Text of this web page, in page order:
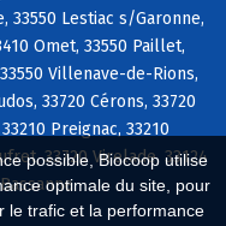
possible, Biocoop utilise
optimale du site, pour
le trafic et la performance
33550 Lestiac s/Garonne,
Omet, 33550 Paillet,
Villenave-de-Rions,
33720 Cérons, 33720
Preignac, 33210
33720 Virelade, 33124